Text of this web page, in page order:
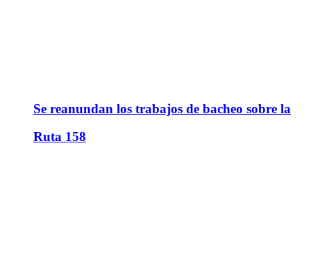
Se reanundan los trabajos de bacheo sobre la
Ruta 158